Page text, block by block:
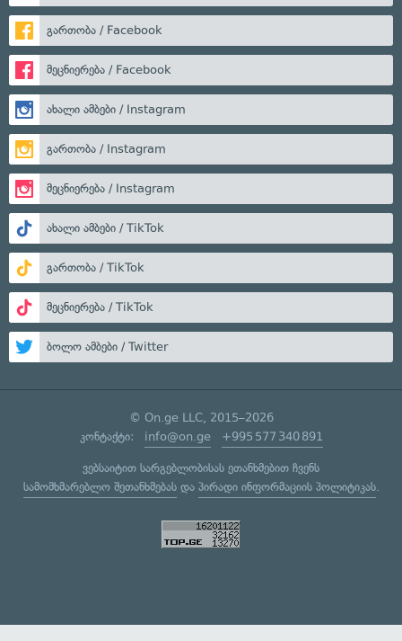
გართობა / Facebook
მეცნიერება / Facebook
ახალი ამბები / Instagram
გართობა / Instagram
მეცნიერება / Instagram
ახალი ამბები / TikTok
გართობა / TikTok
მეცნიერება / TikTok
ბოლო ამბები / Twitter
© On.ge LLC, 2015–2026
კონტაქტი: info@on.ge +995 577 340 891
ვებსაიტით სარგებლობისას ეთანხმებით ჩვენს
სამომხმარებლო შეთანხმებასდა პირადი ინფორმაციის პოლიტიკას.